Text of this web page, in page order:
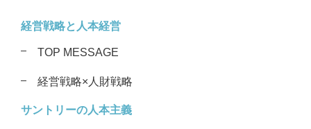
経営戦略と人本経営
TOP MESSAGE
経営戦略×人財戦略
サントリーの人本主義